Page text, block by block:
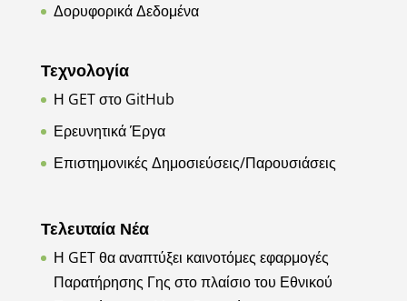
Δορυφορικά Δεδομένα
Τεχνολογία
Η GET στο GitHub
Ερευνητικά Έργα
Επιστημονικές Δημοσιεύσεις/Παρουσιάσεις
Τελευταία Νέα
Η GET θα αναπτύξει καινοτόμες εφαρμογές
Παρατήρησης Γης στο πλαίσιο του Εθνικού